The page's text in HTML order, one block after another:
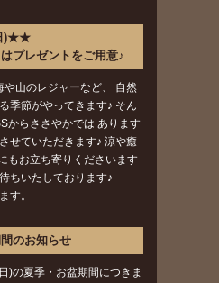
)★★
プレゼントをご用意♪
や山のレジャーなど、 自然
季節がやってきます♪ そん
からささやかでは あります
せていただきます♪ 涼や癒
もお立ち寄りくださいます
ちいたしております♪
す。
のお知らせ
)の夏季・お盆期間につきま